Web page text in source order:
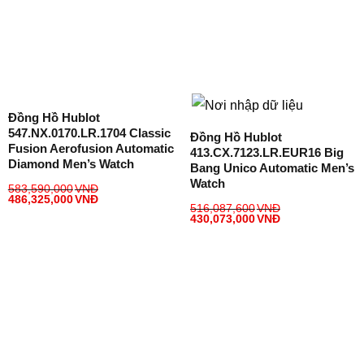
Đồng Hồ Hublot
547.NX.0170.LR.1704 Classic
Fusion Aerofusion Automatic
Diamond Men’s Watch
583,590,000VNĐ
486,325,000VNĐ
Đồng Hồ Hublot
413.CX.7123.LR.EUR16 Big
Bang Unico Automatic Men’s
Watch
516,087,600VNĐ
430,073,000VNĐ